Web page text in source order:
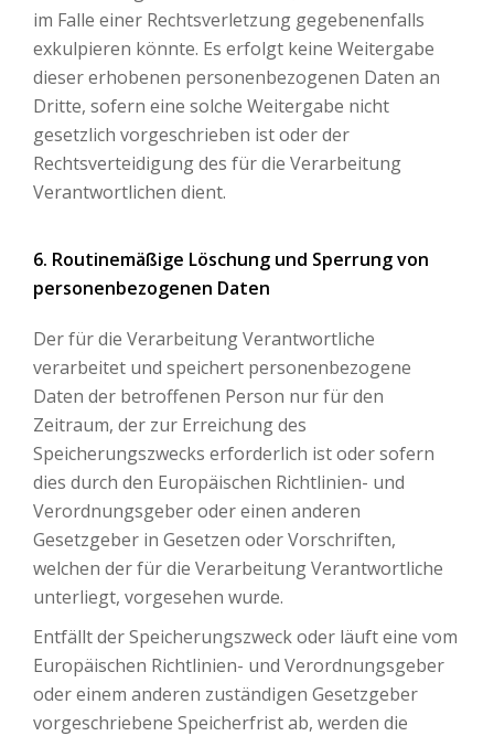
im Falle einer Rechtsverletzung gegebenenfalls
exkulpieren könnte. Es erfolgt keine Weitergabe
dieser erhobenen personenbezogenen Daten an
Dritte, sofern eine solche Weitergabe nicht
gesetzlich vorgeschrieben ist oder der
Rechtsverteidigung des für die Verarbeitung
Verantwortlichen dient.
6. Routinemäßige Löschung und Sperrung von
personenbezogenen Daten
Der für die Verarbeitung Verantwortliche
verarbeitet und speichert personenbezogene
Daten der betroffenen Person nur für den
Zeitraum, der zur Erreichung des
Speicherungszwecks erforderlich ist oder sofern
dies durch den Europäischen Richtlinien- und
Verordnungsgeber oder einen anderen
Gesetzgeber in Gesetzen oder Vorschriften,
welchen der für die Verarbeitung Verantwortliche
unterliegt, vorgesehen wurde.
Entfällt der Speicherungszweck oder läuft eine vom
Europäischen Richtlinien- und Verordnungsgeber
oder einem anderen zuständigen Gesetzgeber
vorgeschriebene Speicherfrist ab, werden die